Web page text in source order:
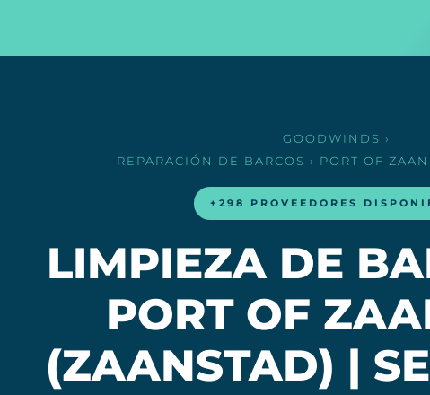
GOODWINDS ›
REPARACIÓN DE BARCOS › PORT OF
+298 PROVEEDORES
LIMPIEZA DE
PORT OF
(ZAANSTAD) |